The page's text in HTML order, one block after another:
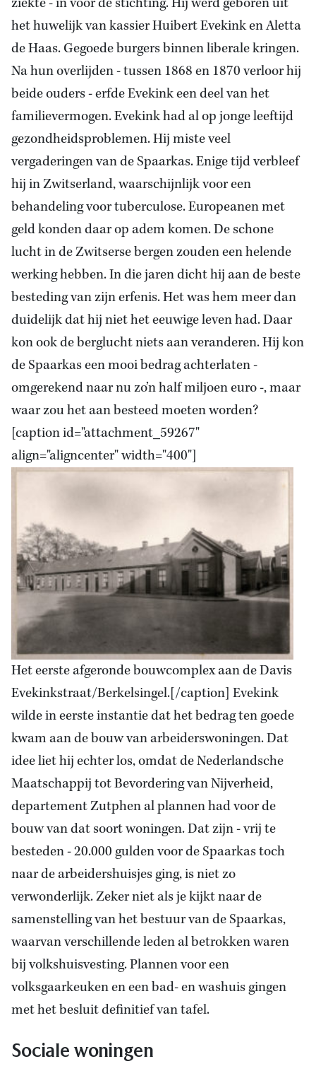
het huwelijk van kassier Huibert Evekink en Aletta
de Haas. Gegoede burgers binnen liberale kringen.
Na hun overlijden - tussen 1868 en 1870 verloor hij
beide ouders - erfde Evekink een deel van het
familievermogen. Evekink had al op jonge leeftijd
gezondheidsproblemen. Hij miste veel
vergaderingen van de Spaarkas. Enige tijd verbleef
hij in Zwitserland, waarschijnlijk voor een
behandeling voor tuberculose. Europeanen met
geld konden daar op adem komen. De schone
lucht in de Zwitserse bergen zouden een helende
werking hebben. In die jaren dicht hij aan de beste
besteding van zijn erfenis. Het was hem meer dan
duidelijk dat hij niet het eeuwige leven had. Daar
kon ook de berglucht niets aan veranderen. Hij kon
de Spaarkas een mooi bedrag achterlaten -
omgerekend naar nu zo’n half miljoen euro -, maar
waar zou het aan besteed moeten worden?
[caption id="attachment_59267"
align="aligncenter" width="400"]
Het eerste afgeronde bouwcomplex aan de Davis
Evekinkstraat/Berkelsingel.[/caption] Evekink
wilde in eerste instantie dat het bedrag ten goede
kwam aan de bouw van arbeiderswoningen. Dat
idee liet hij echter los, omdat de Nederlandsche
Maatschappij tot Bevordering van Nijverheid,
departement Zutphen al plannen had voor de
bouw van dat soort woningen. Dat zijn - vrij te
besteden - 20.000 gulden voor de Spaarkas toch
naar de arbeidershuisjes ging, is niet zo
verwonderlijk. Zeker niet als je kijkt naar de
samenstelling van het bestuur van de Spaarkas,
waarvan verschillende leden al betrokken waren
bij volkshuisvesting. Plannen voor een
volksgaarkeuken en een bad- en washuis gingen
met het besluit definitief van tafel.
Sociale woningen